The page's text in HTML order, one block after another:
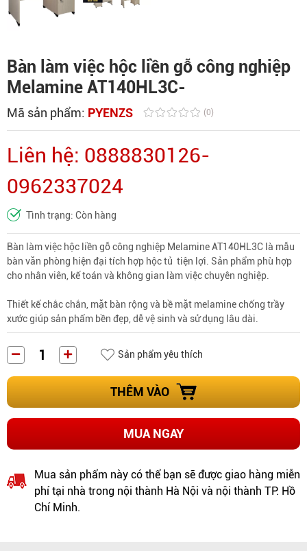
Bàn làm việc hộc liền gỗ công nghiệp
Melamine AT140HL3C-
Mã sản phẩm: PYENZS (0)
Liên hệ: 0888830126-
0962337024
Tình trạng: Còn hàng
Bàn làm việc hộc liền gỗ công nghiệp Melamine AT140HL3C là mẫu
bàn văn phòng hiện đại tích hợp hộc tủ tiện lợi. Sản phẩm phù hợp
cho nhân viên, kế toán và không gian làm việc chuyên nghiệp.
Thiết kế chắc chắn, mặt bàn rộng và bề mặt melamine chống trầy
xước giúp sản phẩm bền đẹp, dễ vệ sinh và sử dụng lâu dài.
Sản phẩm yêu thích
THÊM VÀO
MUA NGAY
Mua sản phẩm này có thể bạn sẽ được giao hàng miễn
phí tại nhà trong nội thành Hà Nội và nội thành TP. Hồ
Chí Minh.